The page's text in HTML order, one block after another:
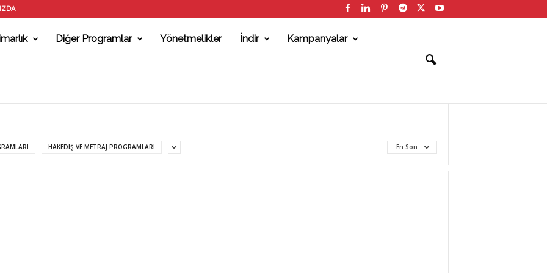
Diğer Programlar Yönetmelikler İndir Kampanyalar
HAKEDIŞ VE METRAJ PROGRAMLARI En Son